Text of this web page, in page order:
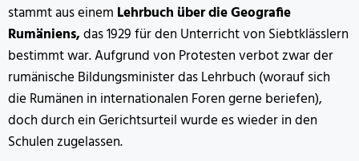
stammt aus einem Lehrbuch über die Geografie
Rumäniens,das 1929 für den Unterricht von Siebtklässlern
bestimmt war. Aufgrund von Protesten verbot zwar der
rumänische Bildungsminister das Lehrbuch (worauf sich
die Rumänen in internationalen Foren gerne beriefen),
doch durch ein Gerichtsurteil wurde es wieder in den
Schulen zugelassen.